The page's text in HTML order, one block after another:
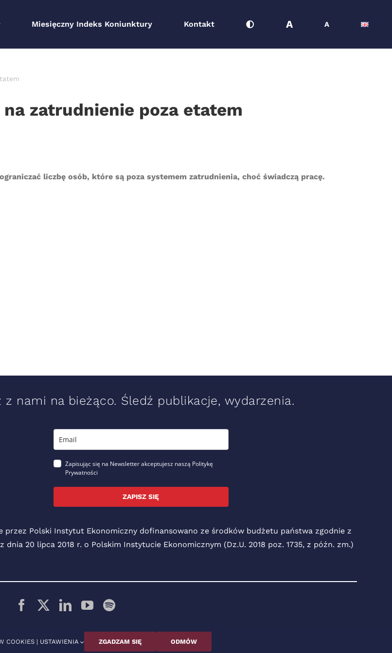
Miesięczny Indeks Koniunktury Kontakt A A
zatrudnienie poza etatem
liczbę osób, które są poza systemem zatrudnienia, choć świadczą pracę.
z nami na bieżąco. Śledź publikacje, wydarzenia.
Zapisując się na Newsletter akceptujesz naszą Politykę
Prywatności
ZAPISZ SIĘ
przez Polski Instytut Ekonomiczny dofinansowano ze środków budżetu państwa zgodnie z
dnia 20 lipca 2018 r. o Polskim Instytucie Ekonomicznym (Dz.U. 2018 poz. 1735, z późn. zm.)
Polski Instytut Ekonomiczny
COOKIES | USTAWIENIA ZGADZAM SIĘ ODMÓW